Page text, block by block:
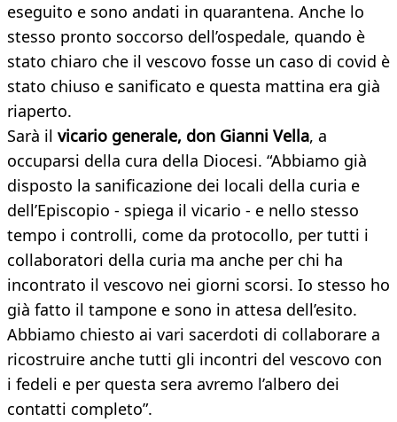
eseguito e sono andati in quarantena. Anche lo
stesso pronto soccorso dell’ospedale, quando è
stato chiaro che il vescovo fosse un caso di covid è
stato chiuso e sanificato e questa mattina era già
riaperto.
Sarà il vicario generale, don Gianni Vella, a
occuparsi della cura della Diocesi. “Abbiamo già
disposto la sanificazione dei locali della curia e
dell’Episcopio - spiega il vicario - e nello stesso
tempo i controlli, come da protocollo, per tutti i
collaboratori della curia ma anche per chi ha
incontrato il vescovo nei giorni scorsi. Io stesso ho
già fatto il tampone e sono in attesa dell’esito.
Abbiamo chiesto ai vari sacerdoti di collaborare a
ricostruire anche tutti gli incontri del vescovo con
i fedeli e per questa sera avremo l’albero dei
contatti completo”.